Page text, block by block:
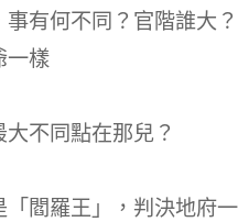
有何不同？官階誰大？
一樣
不同點在那兒？
閻羅王」，判決地府